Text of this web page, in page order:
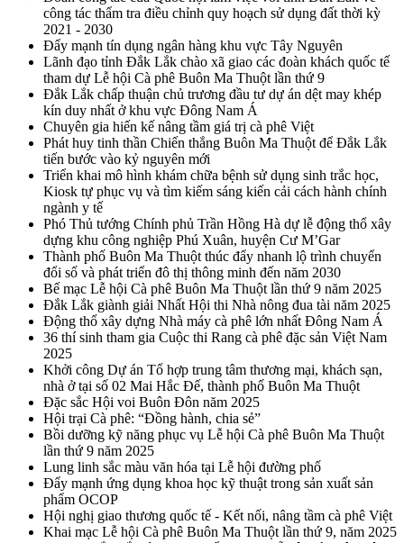
công tác thẩm tra điều chỉnh quy hoạch sử dụng đất thời kỳ
2021 - 2030
Đẩy mạnh tín dụng ngân hàng khu vực Tây Nguyên
Lãnh đạo tỉnh Đắk Lắk chào xã giao các đoàn khách quốc tế
tham dự Lễ hội Cà phê Buôn Ma Thuột lần thứ 9
Đắk Lắk chấp thuận chủ trương đầu tư dự án dệt may khép
kín duy nhất ở khu vực Đông Nam Á
Chuyên gia hiến kế nâng tầm giá trị cà phê Việt
Phát huy tinh thần Chiến thắng Buôn Ma Thuột để Đắk Lắk
tiến bước vào kỷ nguyên mới
Triển khai mô hình khám chữa bệnh sử dụng sinh trắc học,
Kiosk tự phục vụ và tìm kiếm sáng kiến cải cách hành chính
ngành y tế
Phó Thủ tướng Chính phủ Trần Hồng Hà dự lễ động thổ xây
dựng khu công nghiệp Phú Xuân, huyện Cư M’Gar
Thành phố Buôn Ma Thuột thúc đẩy nhanh lộ trình chuyển
đổi số và phát triển đô thị thông minh đến năm 2030
Bế mạc Lễ hội Cà phê Buôn Ma Thuột lần thứ 9 năm 2025
Đắk Lắk giành giải Nhất Hội thi Nhà nông đua tài năm 2025
Động thổ xây dựng Nhà máy cà phê lớn nhất Đông Nam Á
36 thí sinh tham gia Cuộc thi Rang cà phê đặc sản Việt Nam
2025
Khởi công Dự án Tổ hợp trung tâm thương mại, khách sạn,
nhà ở tại số 02 Mai Hắc Đế, thành phố Buôn Ma Thuột
Đặc sắc Hội voi Buôn Đôn năm 2025
Hội trại Cà phê: “Đồng hành, chia sẻ”
Bồi dưỡng kỹ năng phục vụ Lễ hội Cà phê Buôn Ma Thuột
lần thứ 9 năm 2025
Lung linh sắc màu văn hóa tại Lễ hội đường phố
Đẩy mạnh ứng dụng khoa học kỹ thuật trong sản xuất sản
phẩm OCOP
Hội nghị giao thương quốc tế - Kết nối, nâng tầm cà phê Việt
Khai mạc Lễ hội Cà phê Buôn Ma Thuột lần thứ 9, năm 2025